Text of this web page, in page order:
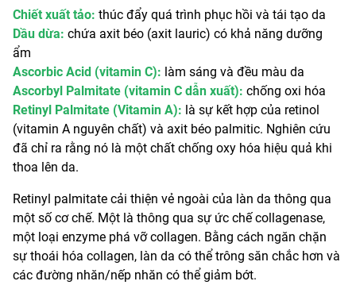
Chiết xuất tảo: thúc đẩy quá trình phục hồi và tái tạo da
Dầu dừa: chứa axit béo (axit lauric) có khả năng dưỡng
ẩm
Ascorbic Acid (vitamin C): làm sáng và đều màu da
Ascorbyl Palmitate (vitamin C dẫn xuất): chống oxi hóa
Retinyl Palmitate (Vitamin A): là sự kết hợp của retinol
(vitamin A nguyên chất) và axit béo palmitic. Nghiên cứu
đã chỉ ra rằng nó là một chất chống oxy hóa hiệu quả khi
thoa lên da.
Retinyl palmitate cải thiện vẻ ngoài của làn da thông qua
một số cơ chế. Một là thông qua sự ức chế collagenase,
một loại enzyme phá vỡ collagen. Bằng cách ngăn chặn
sự thoái hóa collagen, làn da có thể trông săn chắc hơn và
các đường nhăn/nếp nhăn có thể giảm bớt.